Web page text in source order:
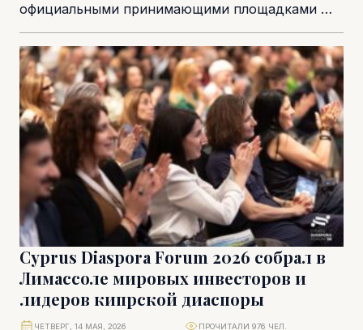
официальными принимающими площадками —
Limassol Marina и Ayia Napa Marina —
представляет Poker...
Cyprus Diaspora Forum 2026 собрал в
Лимассоле мировых инвесторов и
лидеров кипрской диаспоры
ЧЕТВЕРГ, 14 МАЯ, 2026 ПРОЧИТАЛИ 976 ЧЕЛ.